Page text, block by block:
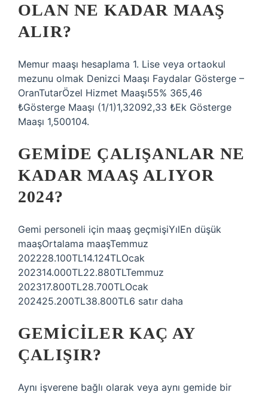
OLAN NE KADAR MAAŞ
ALIR?
Memur maaşı hesaplama 1. Lise veya ortaokul
mezunu olmak Denizci Maaşı Faydalar Gösterge –
OranTutarÖzel Hizmet Maaşı55% 365,46
₺Gösterge Maaşı (1/1)1,32092,33 ₺Ek Gösterge
Maaşı 1,500104.
GEMIDE ÇALIŞANLAR NE
KADAR MAAŞ ALIYOR
2024?
Gemi personeli için maaş geçmişiYılEn düşük
maaşOrtalama maaşTemmuz
202228.100TL14.124TLOcak
202314.000TL22.880TLTemmuz
202317.800TL28.700TLOcak
202425.200TL38.800TL6 satır daha
GEMICILER KAÇ AY
ÇALIŞIR?
Aynı işverene bağlı olarak veya aynı gemide bir